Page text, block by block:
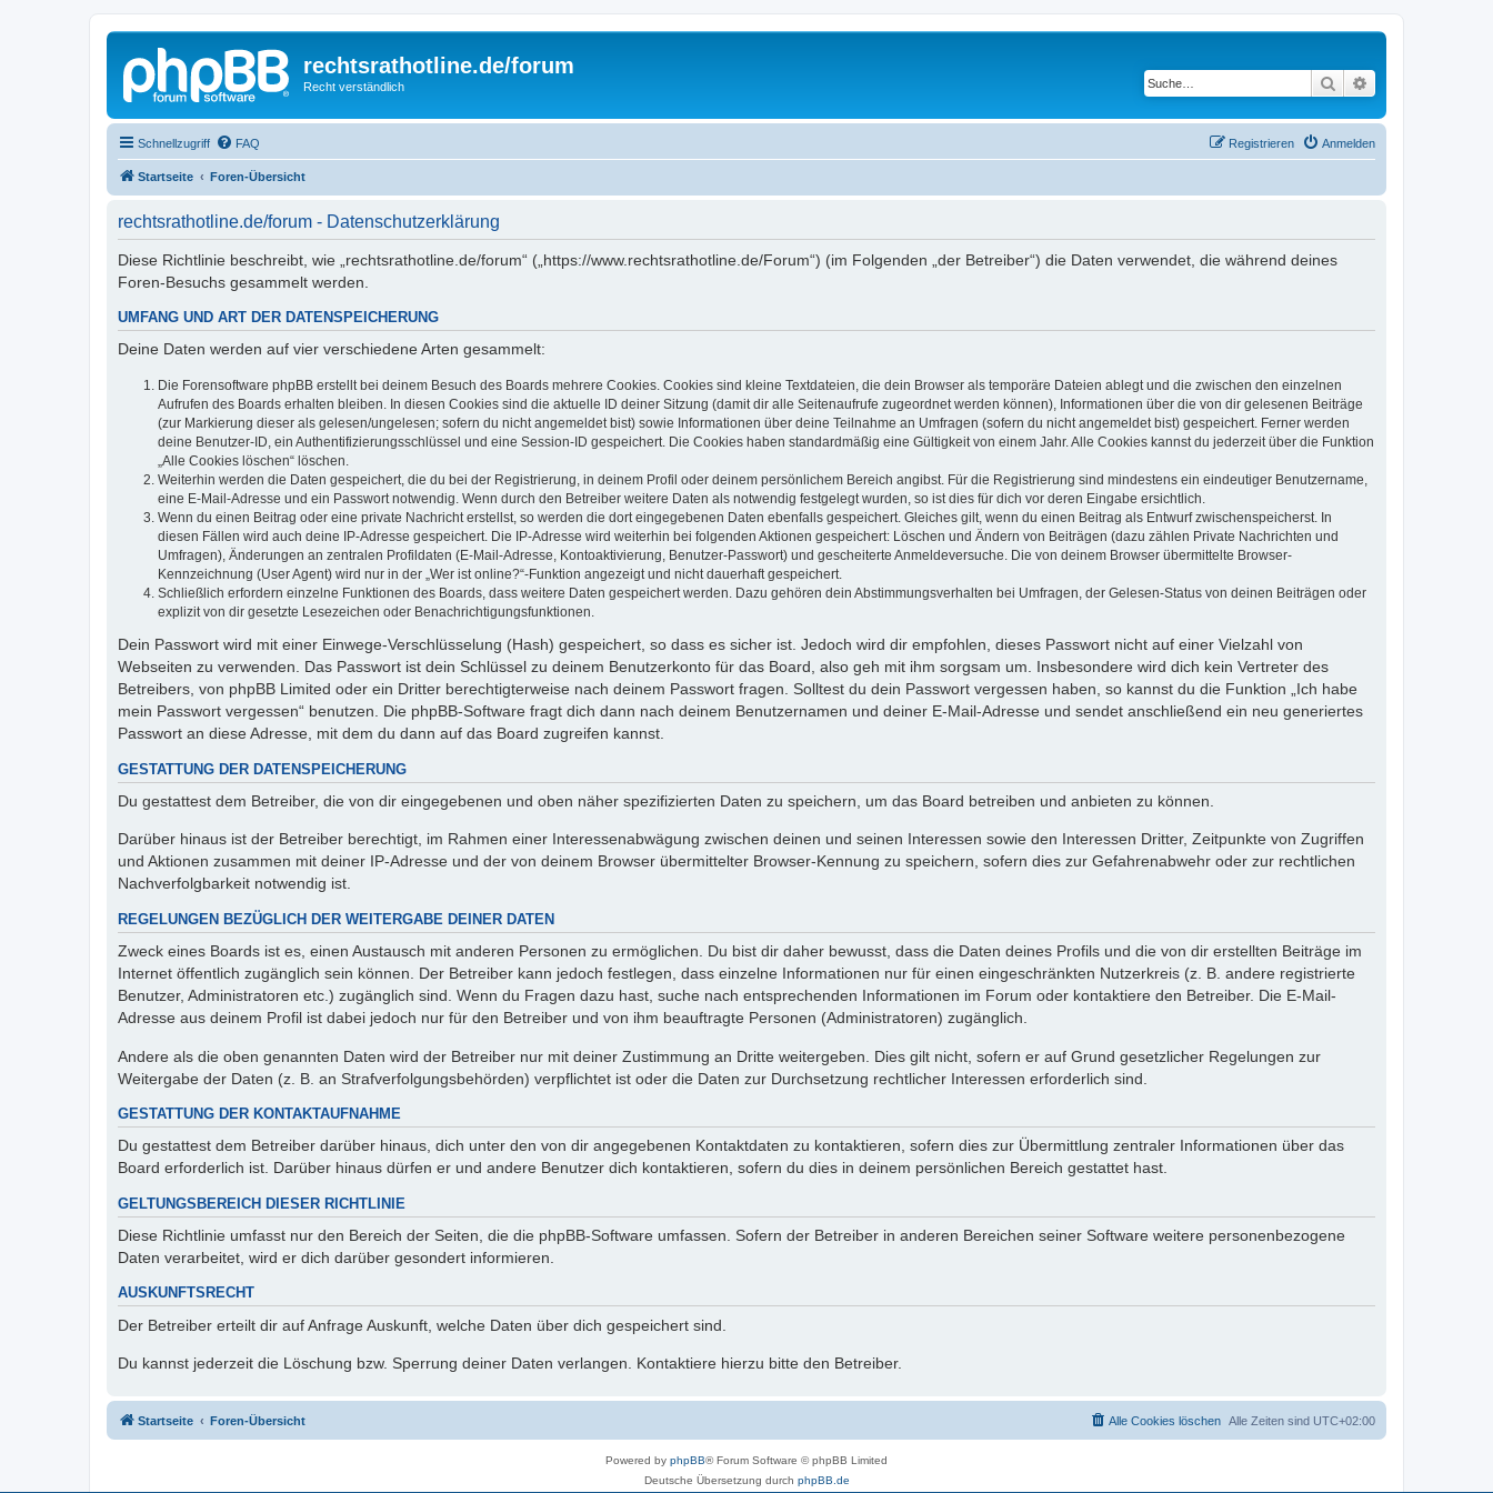
rechtsrathotline.de/forum
Recht verständlich Suche
Schnellzugriff FAQ Anmelden
Registrieren
Startseite Foren-Übersicht
rechtsrathotline.de/forum - Datenschutzerklärung
Diese Richtlinie beschreibt, wie „rechtsrathotline.de/forum“ („https://www.rechtsrathotline.de/Forum“) (im Folgenden „der Betreiber“) die Daten verwendet, die während deines
Foren-Besuchs gesammelt werden.
UMFANG UND ART DER DATENSPEICHERUNG
Deine Daten werden auf vier verschiedene Arten gesammelt:
Die Forensoftware phpBB erstellt bei deinem Besuch des Boards mehrere Cookies. Cookies sind kleine Textdateien, die dein Browser als temporäre Dateien ablegt und die zwischen den einzelnen
Aufrufen des Boards erhalten bleiben. In diesen Cookies sind die aktuelle ID deiner Sitzung (damit dir alle Seitenaufrufe zugeordnet werden können), Informationen über die von dir gelesenen Beiträge
(zur Markierung dieser als gelesen/ungelesen; sofern du nicht angemeldet bist) sowie Informationen über deine Teilnahme an Umfragen (sofern du nicht angemeldet bist) gespeichert. Ferner werden
deine Benutzer-ID, ein Authentifizierungsschlüssel und eine Session-ID gespeichert. Die Cookies haben standardmäßig eine Gültigkeit von einem Jahr. Alle Cookies kannst du jederzeit über die Funktion
„Alle Cookies löschen“ löschen.
Weiterhin werden die Daten gespeichert, die du bei der Registrierung, in deinem Profil oder deinem persönlichem Bereich angibst. Für die Registrierung sind mindestens ein eindeutiger Benutzername,
eine E-Mail-Adresse und ein Passwort notwendig. Wenn durch den Betreiber weitere Daten als notwendig festgelegt wurden, so ist dies für dich vor deren Eingabe ersichtlich.
Wenn du einen Beitrag oder eine private Nachricht erstellst, so werden die dort eingegebenen Daten ebenfalls gespeichert. Gleiches gilt, wenn du einen Beitrag als Entwurf zwischenspeicherst. In
diesen Fällen wird auch deine IP-Adresse gespeichert. Die IP-Adresse wird weiterhin bei folgenden Aktionen gespeichert: Löschen und Ändern von Beiträgen (dazu zählen Private Nachrichten und
Umfragen), Änderungen an zentralen Profildaten (E-Mail-Adresse, Kontoaktivierung, Benutzer-Passwort) und gescheiterte Anmeldeversuche. Die von deinem Browser übermittelte Browser-
Kennzeichnung (User Agent) wird nur in der „Wer ist online?“-Funktion angezeigt und nicht dauerhaft gespeichert.
Schließlich erfordern einzelne Funktionen des Boards, dass weitere Daten gespeichert werden. Dazu gehören dein Abstimmungsverhalten bei Umfragen, der Gelesen-Status von deinen Beiträgen oder
explizit von dir gesetzte Lesezeichen oder Benachrichtigungsfunktionen.
Dein Passwort wird mit einer Einwege-Verschlüsselung (Hash) gespeichert, so dass es sicher ist. Jedoch wird dir empfohlen, dieses Passwort nicht auf einer Vielzahl von
Webseiten zu verwenden. Das Passwort ist dein Schlüssel zu deinem Benutzerkonto für das Board, also geh mit ihm sorgsam um. Insbesondere wird dich kein Vertreter des
Betreibers, von phpBB Limited oder ein Dritter berechtigterweise nach deinem Passwort fragen. Solltest du dein Passwort vergessen haben, so kannst du die Funktion „Ich habe
mein Passwort vergessen“ benutzen. Die phpBB-Software fragt dich dann nach deinem Benutzernamen und deiner E-Mail-Adresse und sendet anschließend ein neu generiertes
Passwort an diese Adresse, mit dem du dann auf das Board zugreifen kannst.
GESTATTUNG DER DATENSPEICHERUNG
Du gestattest dem Betreiber, die von dir eingegebenen und oben näher spezifizierten Daten zu speichern, um das Board betreiben und anbieten zu können.
Darüber hinaus ist der Betreiber berechtigt, im Rahmen einer Interessenabwägung zwischen deinen und seinen Interessen sowie den Interessen Dritter, Zeitpunkte von Zugriffen
und Aktionen zusammen mit deiner IP-Adresse und der von deinem Browser übermittelter Browser-Kennung zu speichern, sofern dies zur Gefahrenabwehr oder zur rechtlichen
Nachverfolgbarkeit notwendig ist.
REGELUNGEN BEZÜGLICH DER WEITERGABE DEINER DATEN
Zweck eines Boards ist es, einen Austausch mit anderen Personen zu ermöglichen. Du bist dir daher bewusst, dass die Daten deines Profils und die von dir erstellten Beiträge im
Internet öffentlich zugänglich sein können. Der Betreiber kann jedoch festlegen, dass einzelne Informationen nur für einen eingeschränkten Nutzerkreis (z. B. andere registrierte
Benutzer, Administratoren etc.) zugänglich sind. Wenn du Fragen dazu hast, suche nach entsprechenden Informationen im Forum oder kontaktiere den Betreiber. Die E-Mail-
Adresse aus deinem Profil ist dabei jedoch nur für den Betreiber und von ihm beauftragte Personen (Administratoren) zugänglich.
Andere als die oben genannten Daten wird der Betreiber nur mit deiner Zustimmung an Dritte weitergeben. Dies gilt nicht, sofern er auf Grund gesetzlicher Regelungen zur
Weitergabe der Daten (z. B. an Strafverfolgungsbehörden) verpflichtet ist oder die Daten zur Durchsetzung rechtlicher Interessen erforderlich sind.
GESTATTUNG DER KONTAKTAUFNAHME
Du gestattest dem Betreiber darüber hinaus, dich unter den von dir angegebenen Kontaktdaten zu kontaktieren, sofern dies zur Übermittlung zentraler Informationen über das
Board erforderlich ist. Darüber hinaus dürfen er und andere Benutzer dich kontaktieren, sofern du dies in deinem persönlichen Bereich gestattet hast.
GELTUNGSBEREICH DIESER RICHTLINIE
Diese Richtlinie umfasst nur den Bereich der Seiten, die die phpBB-Software umfassen. Sofern der Betreiber in anderen Bereichen seiner Software weitere personenbezogene
Daten verarbeitet, wird er dich darüber gesondert informieren.
AUSKUNFTSRECHT
Der Betreiber erteilt dir auf Anfrage Auskunft, welche Daten über dich gespeichert sind.
Du kannst jederzeit die Löschung bzw. Sperrung deiner Daten verlangen. Kontaktiere hierzu bitte den Betreiber.
Startseite Foren-Übersicht Alle Zeiten sind UTC+02:00
Alle Cookies löschen
Powered by phpBB® Forum Software © phpBB Limited
Deutsche Übersetzung durch phpBB.de